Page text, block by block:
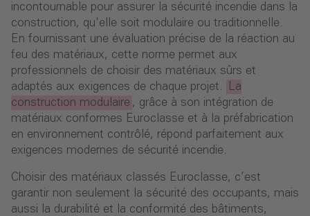
incontournable pour assurer la sécurité incendie dans la
construction, qu'elle soit modulaire ou traditionnelle.
En fournissant une évaluation précise de la réaction au
feu des matériaux, cette norme permet aux
professionnels de choisir des matériaux sûrs et
adaptés aux exigences de chaque projet.
La
construction modulaire , grâce à son intégration de
matériaux conformes Euroclasse et à la préfabrication
en environnement contrôlé, répond parfaitement aux
exigences modernes de sécurité incendie.
Choisir des matériaux classés Euroclasse, c’est
garantir non seulement la sécurité des occupants, mais
aussi la durabilité et la conformité des bâtiments,